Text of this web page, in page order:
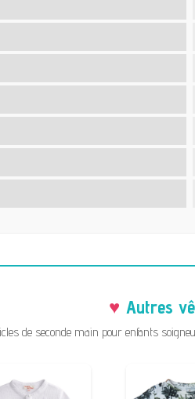
Autres
de seconde main pour enfants